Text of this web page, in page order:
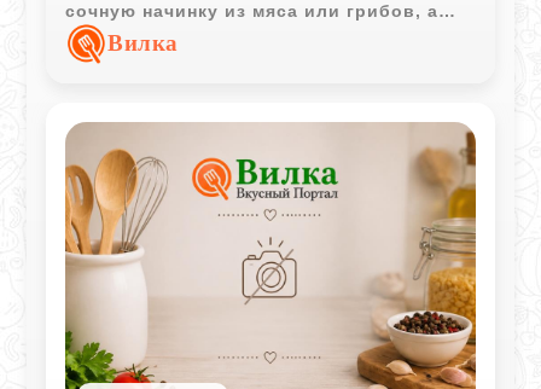
сочную начинку из мяса или грибов, а
запекание в сметане делает блюдо
особенно насыщенным.
Вилка